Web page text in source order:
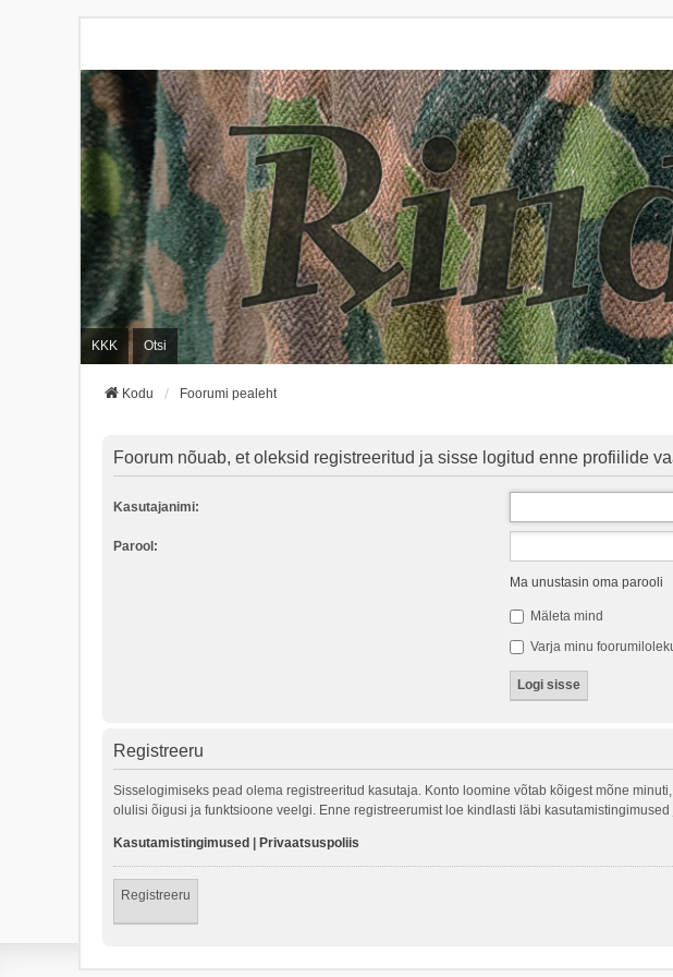
KKK Otsi
Kodu Foorumi pealeht
Foorum nõuab, et oleksid registreeritud ja sisse logitud enne profiilide
Kasutajanimi:
Parool:
Ma unustasin oma parooli
Mäleta mind
Varja minu
Registreeru
Sisselogimiseks pead olema registreeritud kasutaja. Konto loomine võtab kõigest mõne
olulisi õigusi ja funktsioone veelgi. Enne registreerumist loe kindlasti läbi
Kasutamistingimused | Privaatsuspoliis
Registreeru